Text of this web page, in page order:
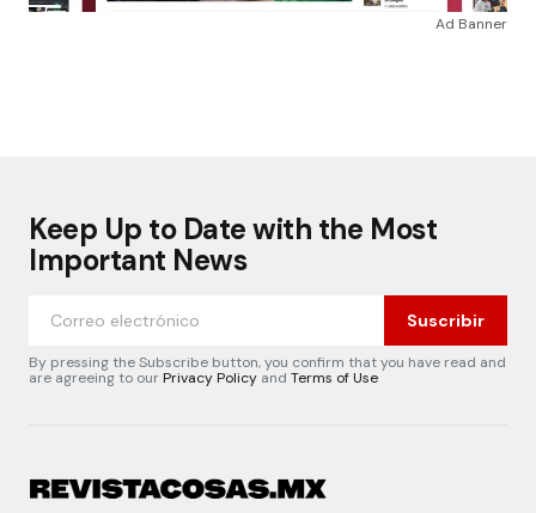
Ad Banner
Keep Up to Date with the Most
Important News
Suscribir
By pressing the Subscribe button, you confirm that you have read and
are agreeing to ourPrivacy Policy and Terms of Use